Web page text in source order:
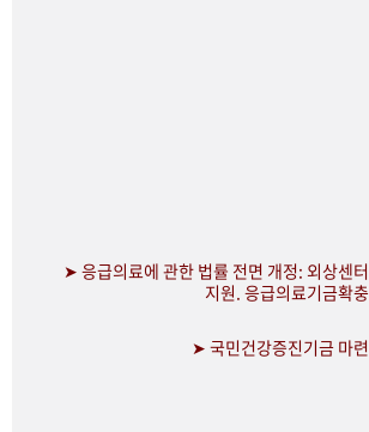
➤ 응급의료에 관한 법률 전면 개정: 외상센터
지원. 응급의료기금확충
➤ 국민건강증진기금 마련